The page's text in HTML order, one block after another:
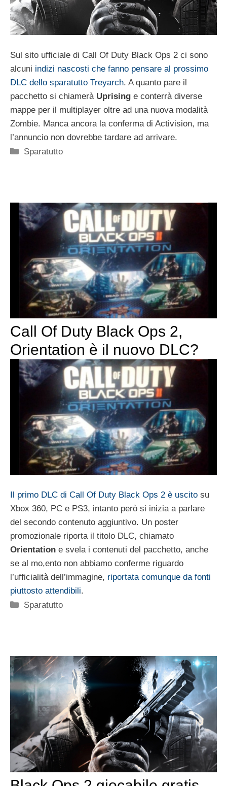
Sul sito ufficiale di Call Of Duty Black Ops 2 ci sono
alcuni indizi nascosti che fanno pensare al prossimo
DLC dello sparatutto Treyarch. A quanto pare il
pacchetto si chiamerà Uprising e conterrà diverse
mappe per il multiplayer oltre ad una nuova modalità
Zombie. Manca ancora la conferma di Activision, ma
l’annuncio non dovrebbe tardare ad arrivare.
Categorie
Sparatutto
Call Of Duty Black Ops 2,
Orientation è il nuovo DLC?
Il primo DLC di Call Of Duty Black Ops 2 è uscito su
Xbox 360, PC e PS3, intanto però si inizia a parlare
del secondo contenuto aggiuntivo. Un poster
promozionale riporta il titolo DLC, chiamato
Orientation e svela i contenuti del pacchetto, anche
se al mo,ento non abbiamo conferme riguardo
l’ufficialità dell’immagine, riportata comunque da fonti
piuttosto attendibili.
Categorie
Sparatutto